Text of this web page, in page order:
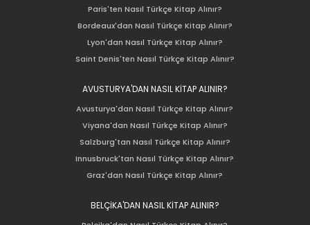
Paris'ten Nasıl Türkçe Kitap Alınır?
Bordeaux'dan Nasıl Türkçe Kitap Alınır?
Lyon'dan Nasıl Türkçe Kitap Alınır?
Saint Denis'ten Nasıl Türkçe Kitap Alınır?
AVUSTURYA'DAN NASIL KİTAP ALINIR?
Avusturya'dan Nasıl Türkçe Kitap Alınır?
Viyana'dan Nasıl Türkçe Kitap Alınır?
Salzburg'tan Nasıl Türkçe Kitap Alınır?
Innusbruck'tan Nasıl Türkçe Kitap Alınır?
Graz'dan Nasıl Türkçe Kitap Alınır?
BELÇİKA'DAN NASIL KİTAP ALINIR?